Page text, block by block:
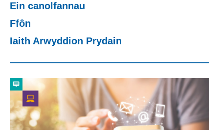
Cysylltu â ni
Digwyddiadau
Gweithio i ni
Ein canolfannau
Ffôn
Iaith Arwyddion Prydain